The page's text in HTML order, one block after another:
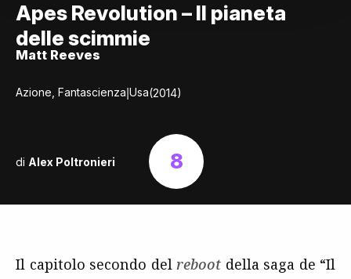
Apes Revolution – Il pianeta
delle scimmie
Matt Reeves
Azione, Fantascienza|Usa(2014)
di Alex Poltronieri 8
Il capitolo secondo del reboot della saga de “Il